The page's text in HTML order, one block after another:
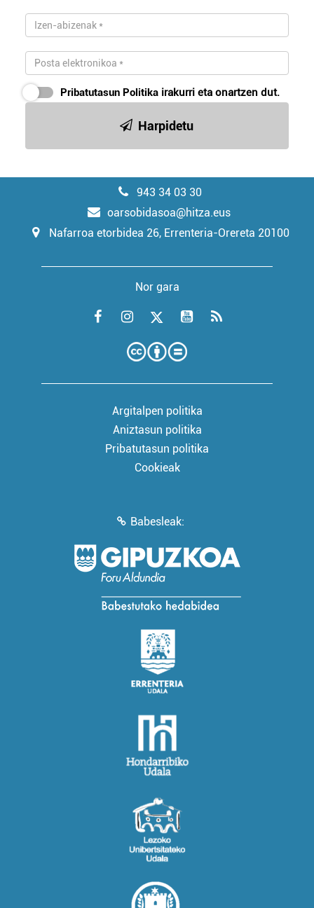
Pribatutasun Politika irakurri eta onartzen dut.
Harpidetu
943 34 03 30
oarsobidasoa@hitza.eus
Nafarroa etorbidea 26, Errenteria-Orereta 20100
Nor gara
Argitalpen politika
Aniztasun politika
Pribatutasun politika
Cookieak
Babesleak: